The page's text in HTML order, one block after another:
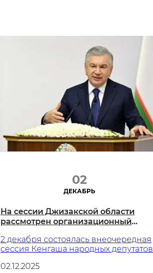
02
ДЕКАБРЬ
На сессии Джизакской области
рассмотрен организационный
планы социально-экономического
развития региона
2 декабря состоялась внеочередная
сессия Кенгаша народных депутатов
принял участие Президент
02.12.2025